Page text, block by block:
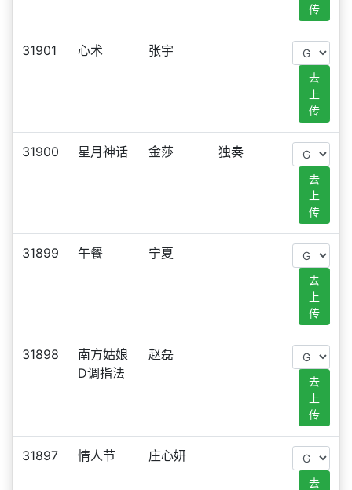
传
31901 心术 张宇
去
上
传
31900 星月神话 金莎 独奏
去
上
传
31899 午餐 宁夏
去
上
传
31898
南方姑娘
D调指法
赵磊
去
上
传
31897 情人节 庄心妍
去